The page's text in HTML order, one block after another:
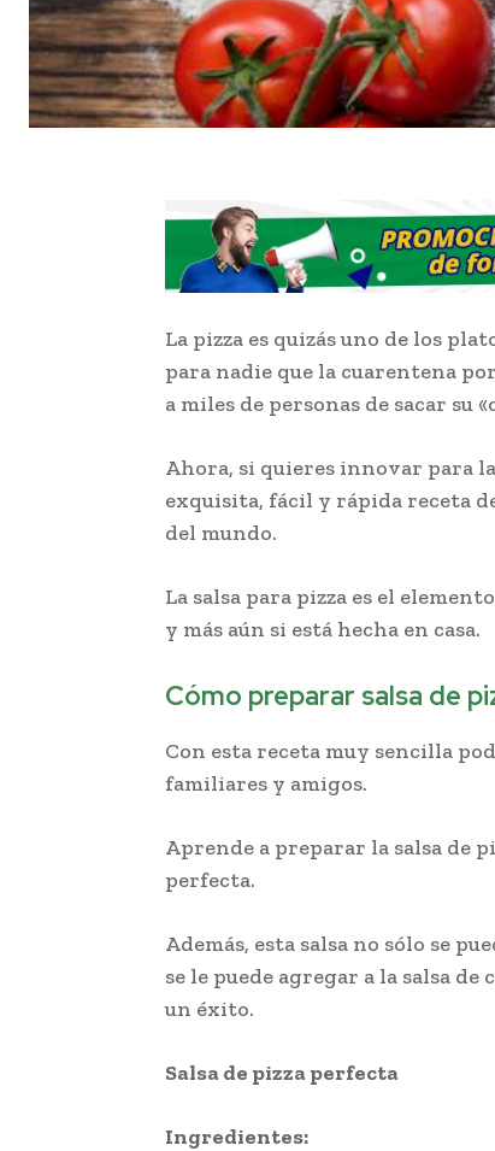
La pizza es quizás uno de los
para nadie que la cuarentena
a miles de personas de sacar su
Ahora, si quieres innovar para
exquisita, fácil y rápida receta
del mundo.
La salsa para pizza es el
y más aún si está hecha en casa.
Cómo preparar salsa de
Con esta receta muy sencilla
familiares y amigos.
Aprende a preparar la salsa de
perfecta.
Además, esta salsa no sólo se
se le puede agregar a la salsa
un éxito.
Salsa de pizza perfecta
Ingredientes: